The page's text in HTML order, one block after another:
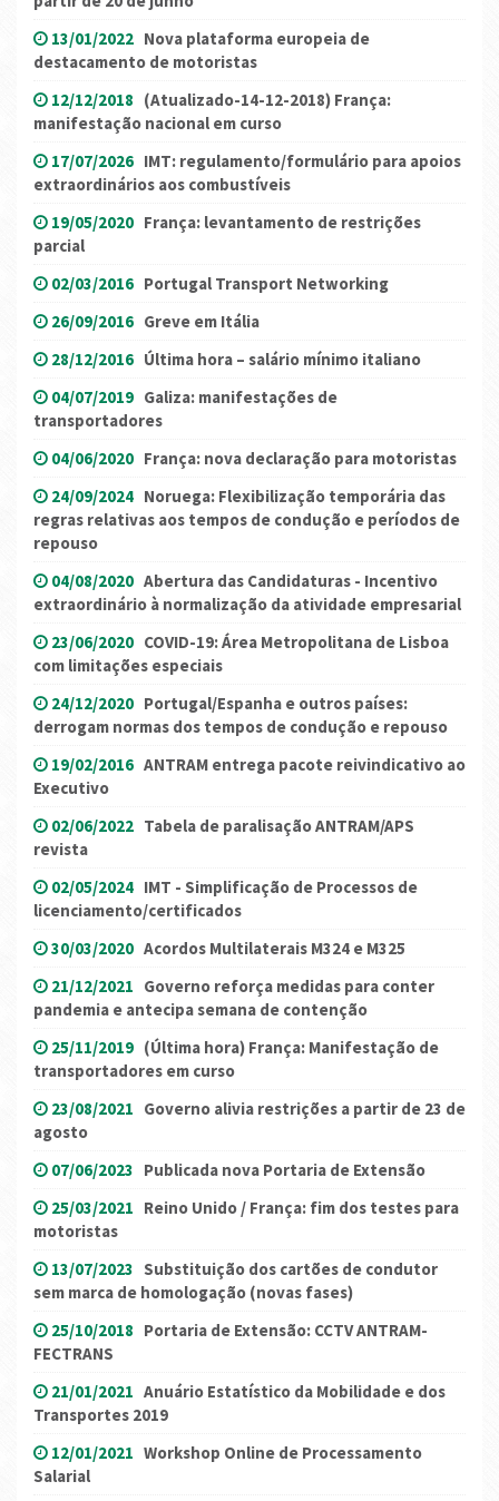
13/01/2022 Nova plataforma europeia de
destacamento de motoristas
12/12/2018 (Atualizado-14-12-2018) França:
manifestação nacional em curso
17/07/2026 IMT: regulamento/formulário para apoios
extraordinários aos combustíveis
19/05/2020 França: levantamento de restrições
parcial
02/03/2016 Portugal Transport Networking
26/09/2016 Greve em Itália
28/12/2016 Última hora – salário mínimo italiano
04/07/2019 Galiza: manifestações de
transportadores
04/06/2020 França: nova declaração para motoristas
24/09/2024 Noruega: Flexibilização temporária das
regras relativas aos tempos de condução e períodos de
repouso
04/08/2020 Abertura das Candidaturas - Incentivo
extraordinário à normalização da atividade empresarial
23/06/2020 COVID-19: Área Metropolitana de Lisboa
com limitações especiais
24/12/2020 Portugal/Espanha e outros países:
derrogam normas dos tempos de condução e repouso
19/02/2016 ANTRAM entrega pacote reivindicativo ao
Executivo
02/06/2022 Tabela de paralisação ANTRAM/APS
revista
02/05/2024 IMT - Simplificação de Processos de
licenciamento/certificados
30/03/2020 Acordos Multilaterais M324 e M325
21/12/2021 Governo reforça medidas para conter
pandemia e antecipa semana de contenção
25/11/2019 (Última hora) França: Manifestação de
transportadores em curso
23/08/2021 Governo alivia restrições a partir de 23 de
agosto
07/06/2023 Publicada nova Portaria de Extensão
25/03/2021 Reino Unido / França: fim dos testes para
motoristas
13/07/2023 Substituição dos cartões de condutor
sem marca de homologação (novas fases)
25/10/2018 Portaria de Extensão: CCTV ANTRAM-
FECTRANS
21/01/2021 Anuário Estatístico da Mobilidade e dos
Transportes 2019
12/01/2021 Workshop Online de Processamento
Salarial